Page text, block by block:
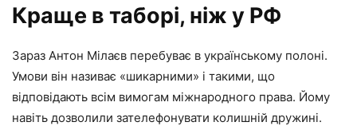
Краще в таборі, ніж у РФ
Зараз Антон Мілаєв перебуває в українському полоні.
Умови він називає «шикарними» і такими, що
відповідають всім вимогам міжнародного права. Йому
навіть дозволили зателефонувати колишній дружині.